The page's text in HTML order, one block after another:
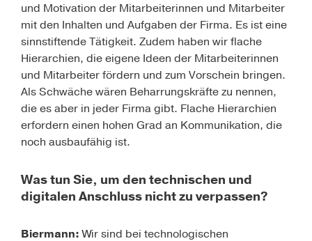
und Motivation der Mitarbeiterinnen und Mitarbeiter
mit den Inhalten und Aufgaben der Firma. Es ist eine
sinnstiftende Tätigkeit. Zudem haben wir flache
Hierarchien, die eigene Ideen der Mitarbeiterinnen
und Mitarbeiter fördern und zum Vorschein bringen.
Als Schwäche wären Beharrungskräfte zu nennen,
die es aber in jeder Firma gibt. Flache Hierarchien
erfordern einen hohen Grad an Kommunikation, die
noch ausbaufähig ist.
Was tun Sie, um den technischen und
digitalen Anschluss nicht zu verpassen?
Biermann:Wir sind bei technologischen